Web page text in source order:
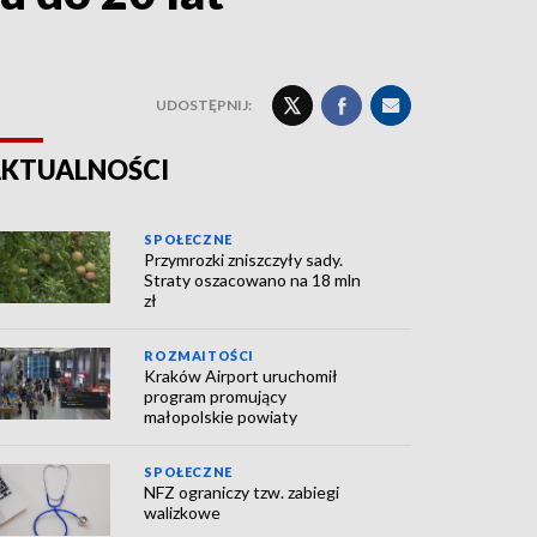
UDOSTĘPNIJ:
SPOŁECZNE
Przymrozki zniszczyły sady.
Straty oszacowano na 18 mln
zł
ROZMAITOŚCI
Kraków Airport uruchomił
program promujący
małopolskie powiaty
SPOŁECZNE
NFZ ograniczy tzw. zabiegi
walizkowe